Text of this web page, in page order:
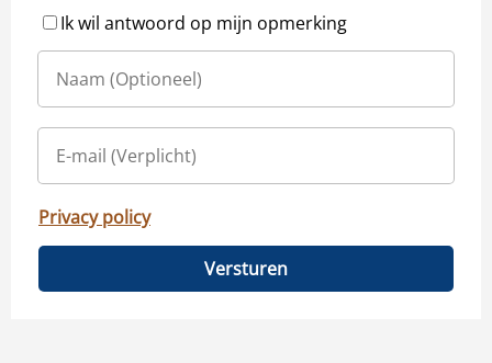
Ik wil antwoord op mijn opmerking
Privacy policy
Versturen